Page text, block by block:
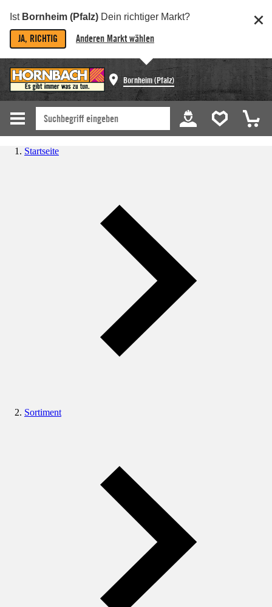
Ist Bornheim (Pfalz) Dein richtiger Markt?
JA, RICHTIG Anderen Markt wählen
Bornheim (Pfalz)
Startseite
Sortiment